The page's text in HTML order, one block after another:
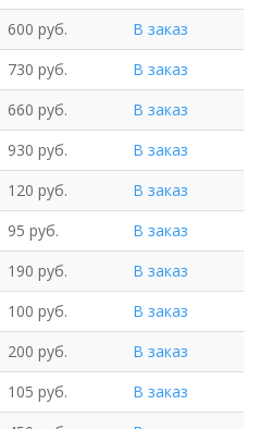
600 руб.
В заказ
730 руб.
В заказ
660 руб.
В заказ
930 руб.
В заказ
120 руб.
В заказ
95 руб.
В заказ
190 руб.
В заказ
100 руб.
В заказ
200 руб.
В заказ
105 руб.
В заказ